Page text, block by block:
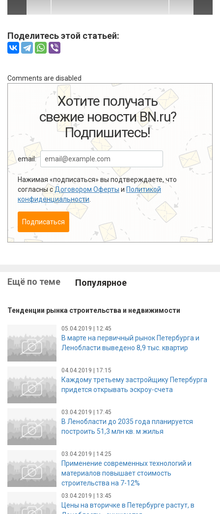
Поделитесь этой статьей:
Comments are disabled
Хотите получать
свежие новости BN.ru?
Подпишитесь!
email:
Нажимая «подписаться» вы подтверждаете, что
согласны сДоговором Оферты и Политикой
конфиденциальности
Подписаться
Ещё по теме Популярное
Тенденции рынка строительства и недвижимости
05.04.2019 | 12:45
В марте на первичный рынок Петербурга и
Ленобласти выведено 8,9 тыс. квартир
04.04.2019 | 17:15
Каждому третьему застройщику Петербурга
придется открывать эскроу-счета
03.04.2019 | 17:45
В Ленобласти до 2035 года планируется
построить 51,3 млн кв. м жилья
03.04.2019 | 14:25
Применение современных технологий и
материалов повышает стоимость
строительства на 7-12%
03.04.2019 | 13:45
Цены на вторичке в Петербурге растут, в